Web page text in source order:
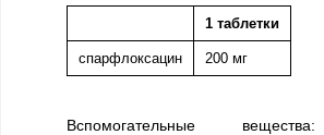
1 таблетки
спарфлоксацин 200 мг
Вспомогательные